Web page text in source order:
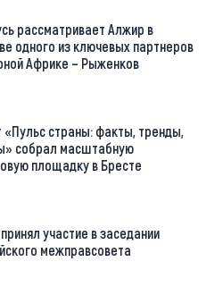
рассматривает Алжир в
одного из ключевых партнеров
Африке – Рыженков
«Пульс страны: факты, тренды,
собрал масштабную
площадку в Бресте
участие в заседании
межправсовета